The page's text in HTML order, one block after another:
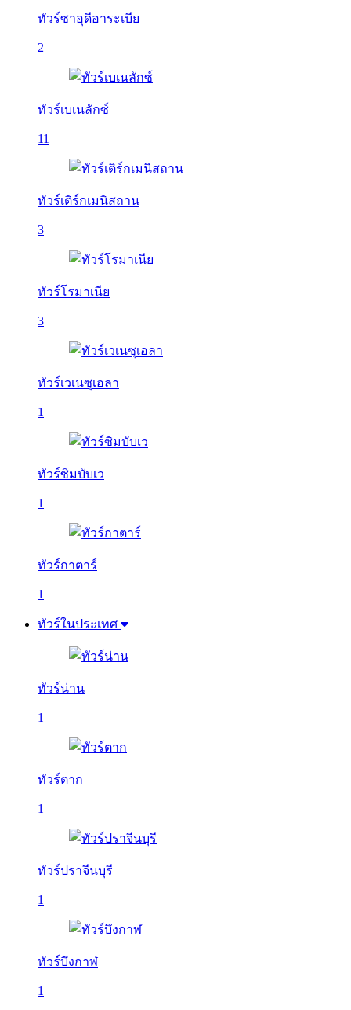
ทัวร์ซาอุดีอาระเบีย
2
ทัวร์เบเนลักซ์
11
ทัวร์เติร์กเมนิสถาน
3
ทัวร์โรมาเนีย
3
ทัวร์เวเนซุเอลา
1
ทัวร์ซิมบับเว
1
ทัวร์กาตาร์
1
ทัวร์ในประเทศ
ทัวร์น่าน
1
ทัวร์ตาก
1
ทัวร์ปราจีนบุรี
1
ทัวร์บึงกาฬ
1